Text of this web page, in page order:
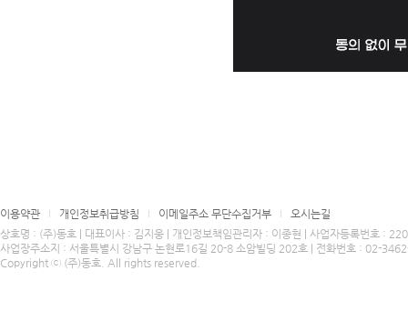
이용약관 개인정보취급방침 이메일주소 무단수집거부
오시는길
상호명 : (주)동호 | 대표이사 : 김지웅 | 개인정보책임관리자 : 이종현 | 사업자등록번호 :
사업장주소지 : 서울특별시 강남구 논현로16길 20-8 소암빌딩 202호 | 전화번호 : 02-
Copyright ⓒ (주)동호. All rights reserved.